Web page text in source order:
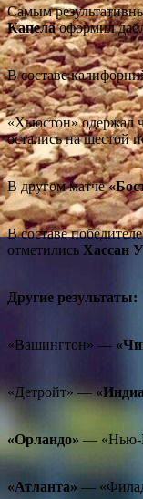
Самым
Капелаоформил
В составе
«Хьюстон» одержал
остались на шестой
В другом матче
В составе
отметились Хассан
Другие результаты:
«Вашингтон» —
«Детройт» —
«Орландо» — «Нью-
«Атланта» —